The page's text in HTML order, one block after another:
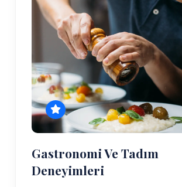
Gastronomi Ve Tadım
Deneyimleri